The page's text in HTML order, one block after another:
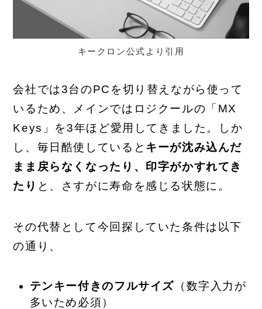
キークロン公式より引用
会社では3台のPCを切り替えながら使って
いるため、メインではロジクールの「MX
Keys」を3年ほど愛用してきました。しか
し、毎日酷使していると キーが沈み込んだ
まま戻らなくなったり、印字がかすれてき
たり と、さすがに寿命を感じる状態に。
その代替として今回探していた条件は以下
の通り、
テンキー付きのフルサイズ （数字入力が
多いため必須）